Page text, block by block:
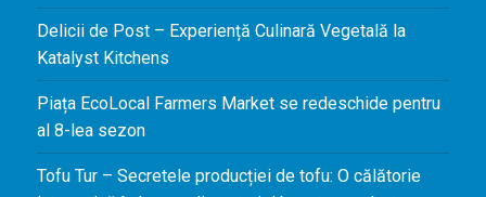
Delicii de Post – Experiență Culinară Vegetală la
Katalyst Kitchens
Piața EcoLocal Farmers Market se redeschide pentru
al 8-lea sezon
Tofu Tur – Secretele producției de tofu: O călătorie